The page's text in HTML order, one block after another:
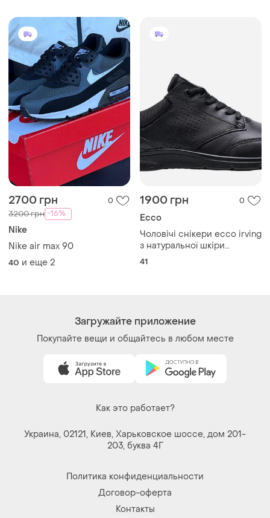
2700 грн 0
3200 грн -16%
Nike
Nike air max 90
40 и еще 2
1900 грн 0
Ecco
Чоловічі снікери ecco irving
з натуральної шкіри
оригінал
41
Загружайте приложение
Покупайте вещи и общайтесь в любом месте
Как это работает?
Украина, 02121, Киев, Харьковское шоссе, дом 201-
203, буква 4Г
Политика конфиденциальности
Договор-оферта
Контакты